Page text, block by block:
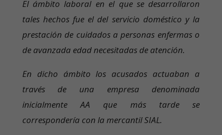
El ámbito laboral en el que se desarrollaron
tales hechos fue el del servicio doméstico y la
prestación de cuidados a personas enfermas o
de avanzada edad necesitadas de atención.
En dicho ámbito los acusados actuaban a
través de una empresa denominada
inicialmente AA que más tarde se
correspondería con la mercantil SIAL.